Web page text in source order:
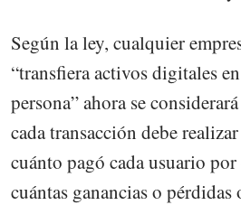
Según la ley, cualquier
“transfiera activos digitales
persona” ahora se
cada transacción debe
cuánto pagó cada usuario
cuántas ganancias o